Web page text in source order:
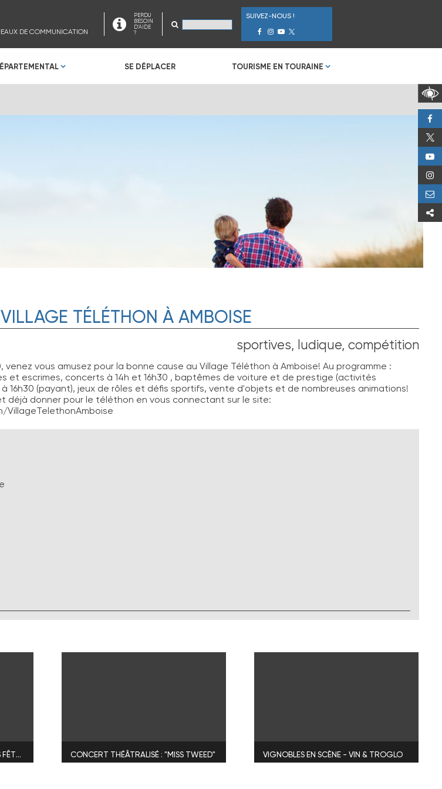
DE COMMUNICATION
PERDU
BESOIN
D'AIDE
?
SUIVEZ-NOUS !
SE DÉPLACER TOURISME EN TOURAINE
VILLAGE TÉLÉTHON À AMBOISE
sportives, ludique, compétition
venez vous amusez pour la bonne cause au Village Téléthon à Amboise! Au programme :
et escrimes, concerts à 14h et 16h30 , baptêmes de voiture et de prestige (activités
16h30 (payant), jeux de rôles et défis sportifs, vente d'objets et de nombreuses animations!
déjà donner pour le téléthon en vous connectant sur le site:
CABARET DE NOËL À LA SALLE DES FÊTES DE NOIZAY CONCERT THÉÂTRALISÉ : "MISS TWEED" VIGNOBLES EN SCÈNE - VIN & TROGLO